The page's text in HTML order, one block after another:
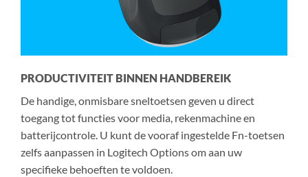
PRODUCTIVITEIT BINNEN HANDBEREIK
De handige, onmisbare sneltoetsen geven u direct
toegang tot functies voor media, rekenmachine en
batterijcontrole. U kunt de vooraf ingestelde Fn-toetsen
zelfs aanpassen in Logitech Options om aan uw
specifieke behoeften te voldoen.